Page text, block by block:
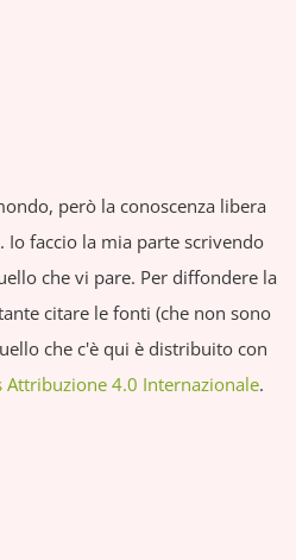
però la conoscenza libera
faccio la mia parte scrivendo
che vi pare. Per diffondere la
citare le fonti (che non sono
che c'è qui è distribuito con
Attribuzione 4.0 Internazionale.